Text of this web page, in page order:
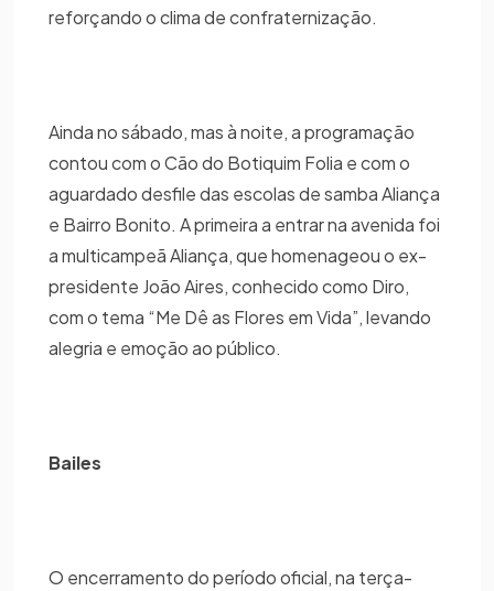
reforçando o clima de confraternização.
Ainda no sábado, mas à noite, a programação
contou com o Cão do Botiquim Folia e com o
aguardado desfile das escolas de samba Aliança
e Bairro Bonito. A primeira a entrar na avenida foi
a multicampeã Aliança, que homenageou o ex-
presidente João Aires, conhecido como Diro,
com o tema “Me Dê as Flores em Vida”, levando
alegria e emoção ao público.
Bailes
O encerramento do período oficial, na terça-